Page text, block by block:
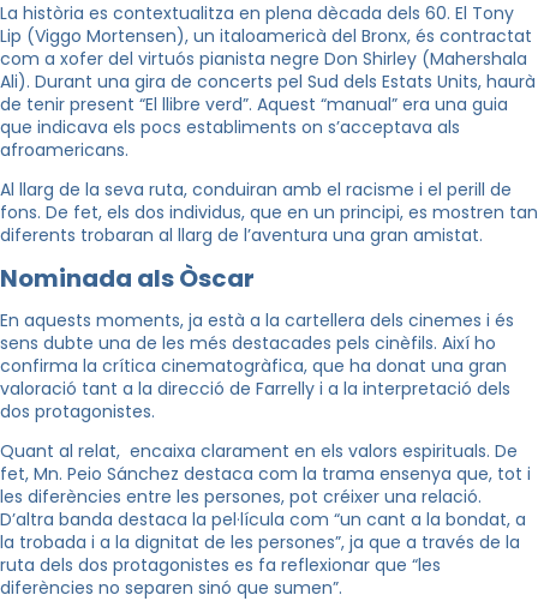
La història es contextualitza en plena dècada dels 60. El Tony
Lip (Viggo Mortensen), un italoamericà del Bronx, és contractat
com a xofer del virtuós pianista negre Don Shirley (Mahershala
Ali). Durant una gira de concerts pel Sud dels Estats Units, haurà
de tenir present “El llibre verd”. Aquest “manual” era una guia
que indicava els pocs establiments on s’acceptava als
afroamericans.
Al llarg de la seva ruta, conduiran amb el racisme i el perill de
fons. De fet, els dos individus, que en un principi, es mostren tan
diferents trobaran al llarg de l’aventura una gran amistat.
Nominada als Òscar
En aquests moments, ja està a la cartellera dels cinemes i és
sens dubte una de les més destacades pels cinèfils. Així ho
confirma la crítica cinematogràfica, que ha donat una gran
valoració tant a la direcció de Farrelly i a la interpretació dels
dos protagonistes.
Quant al relat, encaixa clarament en els valors espirituals. De
fet, Mn. Peio Sánchez destaca com la trama ensenya que, tot i
les diferències entre les persones, pot créixer una relació.
D’altra banda destaca la pel·lícula com “un cant a la bondat, a
la trobada i a la dignitat de les persones”, ja que a través de la
ruta dels dos protagonistes es fa reflexionar que “les
diferències no separen sinó que sumen”.